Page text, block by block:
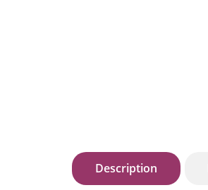
Description